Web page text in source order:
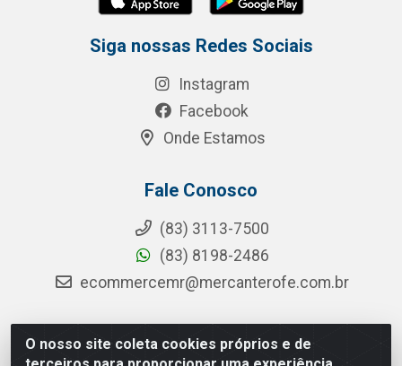
O nosso site coleta cookies próprios e de
Siga nossas Redes Sociais
Instagram
Facebook
Onde Estamos
Fale Conosco
(83) 3113-7500
(83) 8198-2486
ecommercemr@mercanterofe.com.br
MR Distribuidora - Rua Hortêncio Ribeiro de Luna, 3777 -